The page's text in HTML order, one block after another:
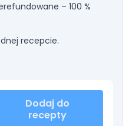
– 100 %
recepcie.
Dodaj do
recepty